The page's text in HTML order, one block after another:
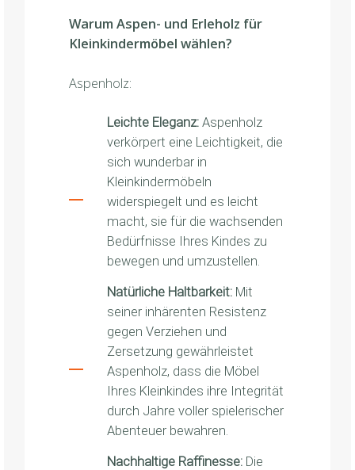
Warum Aspen- und Erleholz für
Kleinkindermöbel wählen?
Aspenholz:
Leichte Eleganz: Aspenholz
verkörpert eine Leichtigkeit, die
sich wunderbar in
Kleinkindermöbeln
widerspiegelt und es leicht
macht, sie für die wachsenden
Bedürfnisse Ihres Kindes zu
bewegen und umzustellen.
Natürliche Haltbarkeit: Mit
seiner inhärenten Resistenz
gegen Verziehen und
Zersetzung gewährleistet
Aspenholz, dass die Möbel
Ihres Kleinkindes ihre Integrität
durch Jahre voller spielerischer
Abenteuer bewahren.
Nachhaltige Raffinesse: Die